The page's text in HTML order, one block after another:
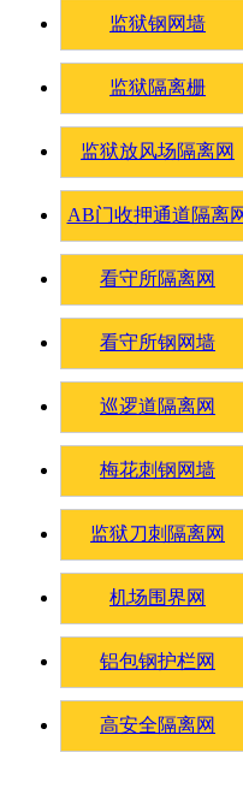
监狱钢网墙
监狱隔离栅
监狱放风场隔离网
AB门收押通道隔离
看守所隔离网
看守所钢网墙
巡逻道隔离网
梅花刺钢网墙
监狱刀刺隔离网
机场围界网
铝包钢护栏网
高安全隔离网